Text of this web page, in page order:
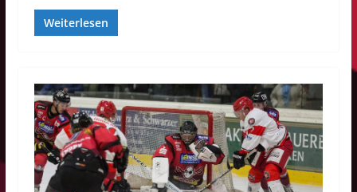
Weiterlesen